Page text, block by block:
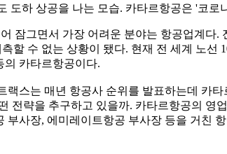
도하 상공을 나는 모습. 카타르항공은 '코
잠그면서 가장 어려운 분야는 항공업계다
할 수 없는 상황이 됐다. 현재 전 세계 노
의 카타르항공이다.
스는 매년 항공사 순위를 발표하는데 카
전략을 추구하고 있을까. 카타르항공의 영
부사장, 에미레이트항공 부사장 등을 거친